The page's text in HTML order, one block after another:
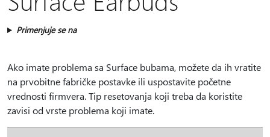
Primenjuje se na
Ako imate problema sa Surface bubama, možete da ih vratite
na prvobitne fabričke postavke ili uspostavite početne
vrednosti firmvera. Tip resetovanja koji treba da koristite
zavisi od vrste problema koji imate.